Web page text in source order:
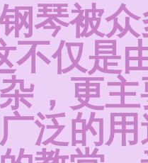
琴被
不仅是
，更
泛的